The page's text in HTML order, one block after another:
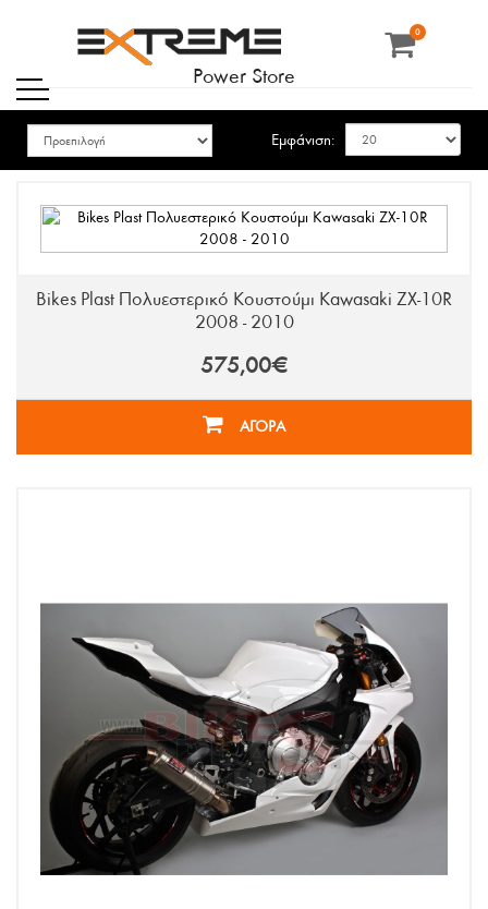
Power Store
0
Εμφάνιση:
Bikes Plast Πολυεστερικό Κουστούμι Kawasaki ZX-10R
2008 - 2010
575,00€
ΑΓΟΡΑ